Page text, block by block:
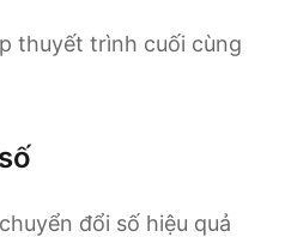
thuyết trình cuối cùng
đổi số hiệu quả